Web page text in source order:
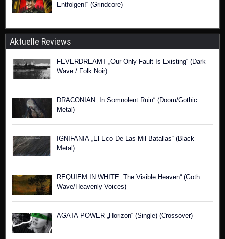
Entfolgen!“ (Grindcore)
Aktuelle Reviews
FEVERDREAMT „Our Only Fault Is Existing“ (Dark
Wave / Folk Noir)
DRACONIAN „In Somnolent Ruin“ (Doom/Gothic
Metal)
IGNIFANIA „El Eco De Las Mil Batallas“ (Black
Metal)
REQUIEM IN WHITE „The Visible Heaven“ (Goth
Wave/Heavenly Voices)
AGATA POWER „Horizon“ (Single) (Crossover)